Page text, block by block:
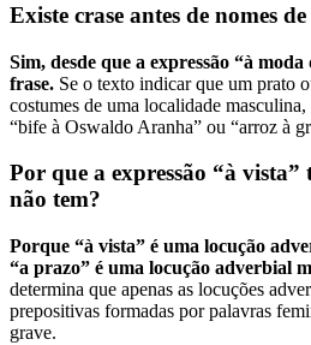
Existe crase antes de nomes
Sim, desde que a expressão “à
frase. Se o texto indicar que um prato
costumes de uma localidade
“bife à Oswaldo Aranha” ou “arroz à
Por que a expressão “à vista”
não tem?
Porque “à vista” é uma locução
“a prazo” é uma locução adverbial
determina que apenas as locuções
prepositivas formadas por palavras
grave.